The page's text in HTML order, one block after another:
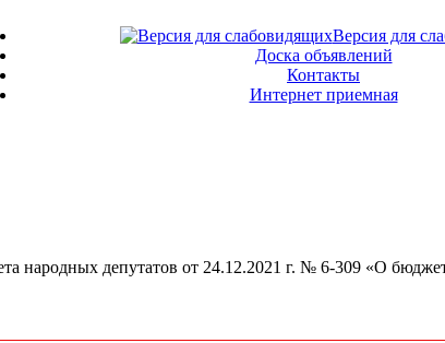
Версия для
Доска объявлений
Контакты
Интернет приемная
народных депутатов от 24.12.2021 г. № 6-309 «О